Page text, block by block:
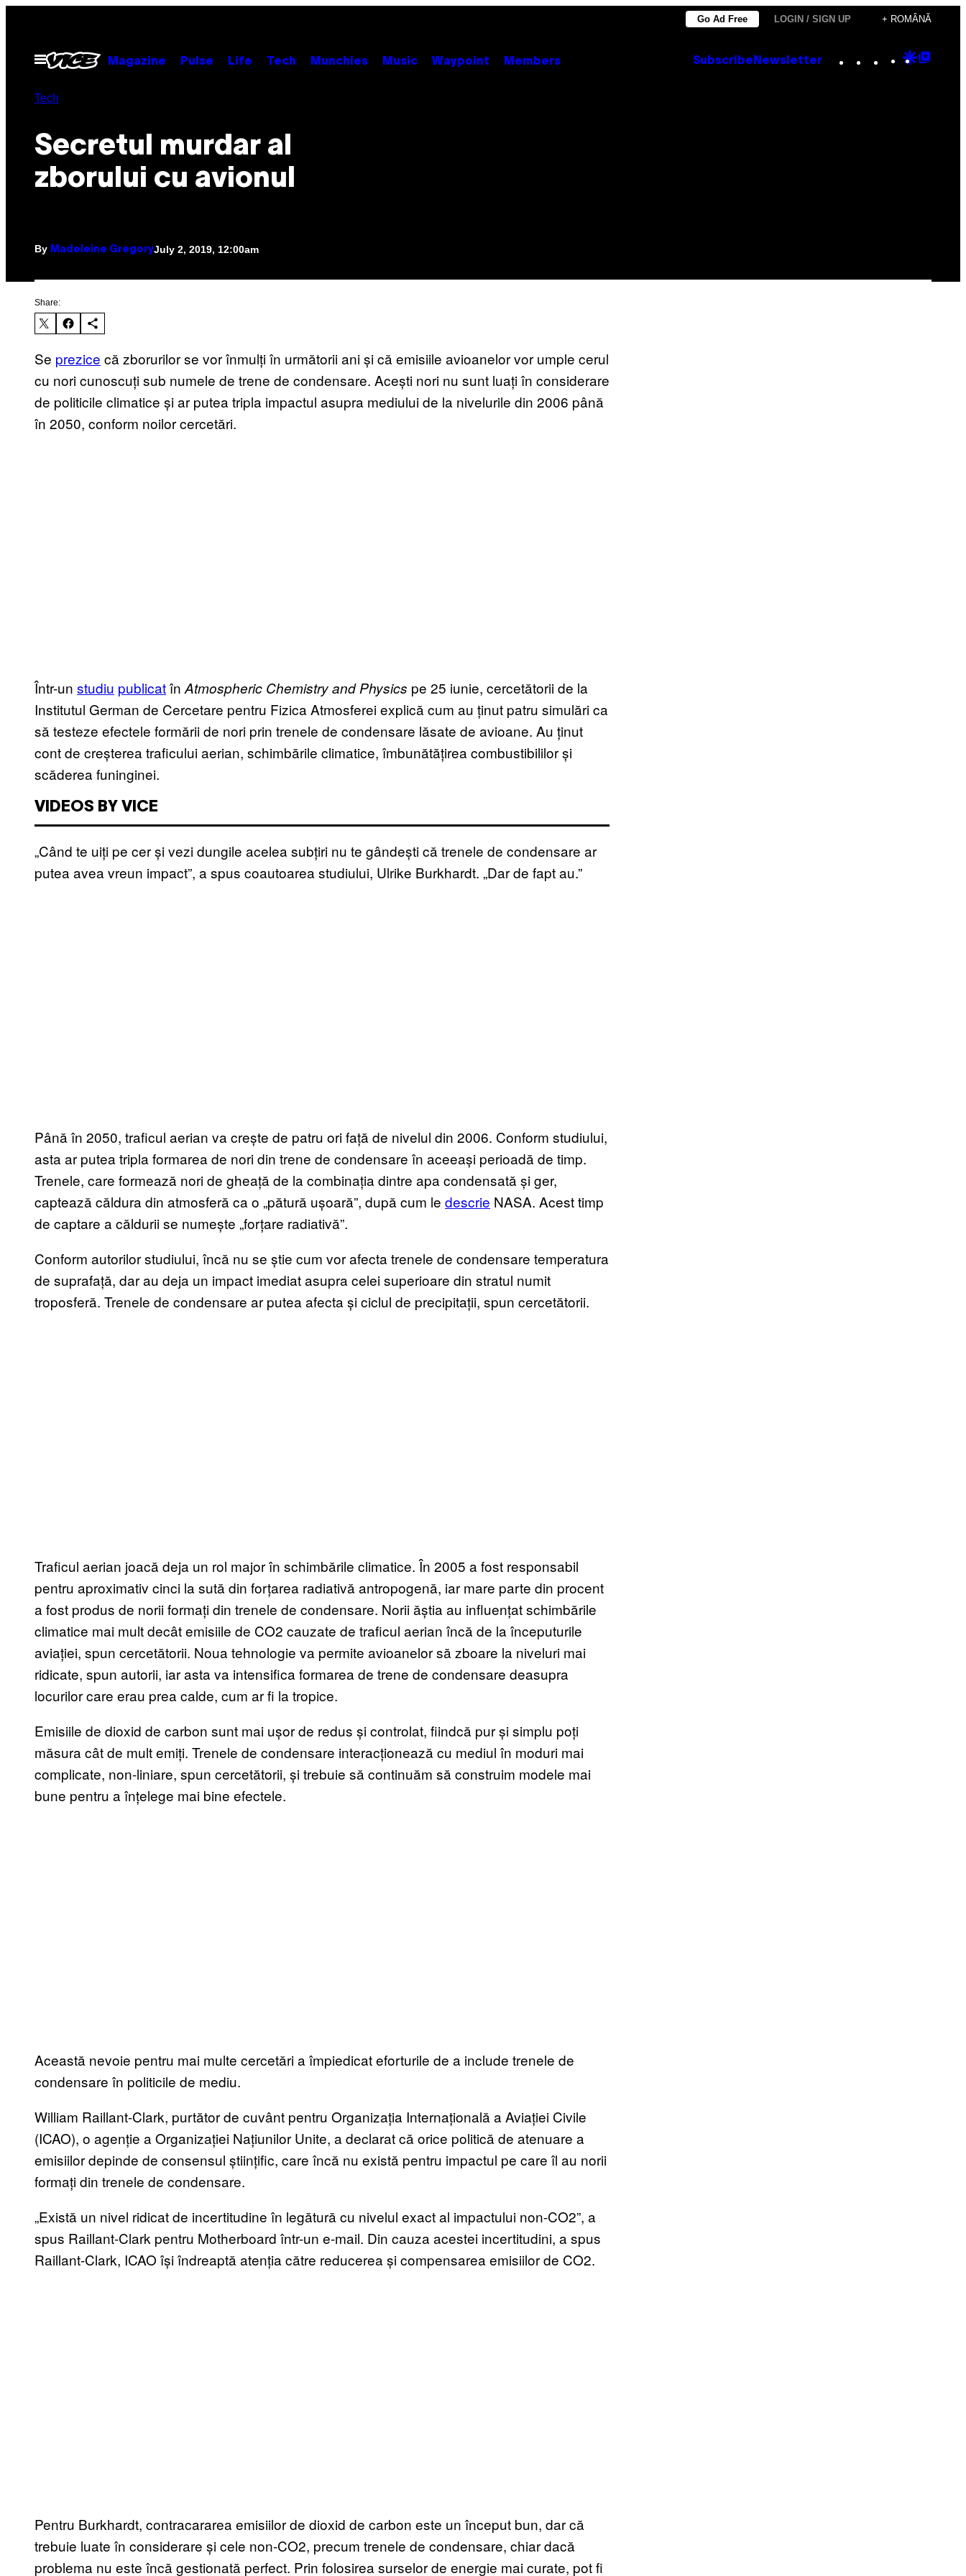
content
Go Ad Free LOGIN / SIGN UP + ROMÂNĂ
Open
Menu
Magazine Pulse Life Tech Munchies Music Waypoint Members Subscribe Newsletter Instagram
TikTok
YouTube
Google
Tech
Secretul murdar al
zborului cu avionul
By Madeleine GregoryJuly 2, 2019, 12:00am
Share:
Se prezice că zborurilor se vor înmulți în următorii ani și că emisiile avioanelor vor umple cerul
cu nori cunoscuți sub numele de trene de condensare. Acești nori nu sunt luați în considerare
de politicile climatice și ar putea tripla impactul asupra mediului de la nivelurile din 2006 până
în 2050, conform noilor cercetări.
Într-un studiu publicatîn Atmospheric Chemistry and Physics pe 25 iunie, cercetătorii de la
Institutul German de Cercetare pentru Fizica Atmosferei explică cum au ținut patru simulări ca
să testeze efectele formării de nori prin trenele de condensare lăsate de avioane. Au ținut
cont de creșterea traficului aerian, schimbările climatice, îmbunătățirea combustibililor și
scăderea funinginei.
VIDEOS BY VICE
„Când te uiți pe cer și vezi dungile acelea subțiri nu te gândești că trenele de condensare ar
putea avea vreun impact”, a spus coautoarea studiului, Ulrike Burkhardt. „Dar de fapt au.”
Până în 2050, traficul aerian va crește de patru ori față de nivelul din 2006. Conform studiului,
asta ar putea tripla formarea de nori din trene de condensare în aceeași perioadă de timp.
Trenele, care formează nori de gheață de la combinația dintre apa condensată și ger,
captează căldura din atmosferă ca o „pătură ușoară”, după cum le descrie NASA. Acest timp
de captare a căldurii se numește „forțare radiativă”.
Conform autorilor studiului, încă nu se știe cum vor afecta trenele de condensare temperatura
de suprafață, dar au deja un impact imediat asupra celei superioare din stratul numit
troposferă. Trenele de condensare ar putea afecta și ciclul de precipitații, spun cercetătorii.
Traficul aerian joacă deja un rol major în schimbările climatice. În 2005 a fost responsabil
pentru aproximativ cinci la sută din forțarea radiativă antropogenă, iar mare parte din procent
a fost produs de norii formați din trenele de condensare. Norii ăștia au influențat schimbările
climatice mai mult decât emisiile de CO2 cauzate de traficul aerian încă de la începuturile
aviației, spun cercetătorii. Noua tehnologie va permite avioanelor să zboare la niveluri mai
ridicate, spun autorii, iar asta va intensifica formarea de trene de condensare deasupra
locurilor care erau prea calde, cum ar fi la tropice.
Emisiile de dioxid de carbon sunt mai ușor de redus și controlat, fiindcă pur și simplu poți
măsura cât de mult emiți. Trenele de condensare interacționează cu mediul în moduri mai
complicate, non-liniare, spun cercetătorii, și trebuie să continuăm să construim modele mai
bune pentru a înțelege mai bine efectele.
Această nevoie pentru mai multe cercetări a împiedicat eforturile de a include trenele de
condensare în politicile de mediu.
William Raillant-Clark, purtător de cuvânt pentru Organizația Internațională a Aviației Civile
(ICAO), o agenție a Organizației Națiunilor Unite, a declarat că orice politică de atenuare a
emisiilor depinde de consensul științific, care încă nu există pentru impactul pe care îl au norii
formați din trenele de condensare.
„Există un nivel ridicat de incertitudine în legătură cu nivelul exact al impactului non-CO2”, a
spus Raillant-Clark pentru Motherboard într-un e-mail. Din cauza acestei incertitudini, a spus
Raillant-Clark, ICAO își îndreaptă atenția către reducerea și compensarea emisiilor de CO2.
Pentru Burkhardt, contracararea emisiilor de dioxid de carbon este un început bun, dar că
trebuie luate în considerare și cele non-CO2, precum trenele de condensare, chiar dacă
problema nu este încă gestionată perfect. Prin folosirea surselor de energie mai curate, pot fi